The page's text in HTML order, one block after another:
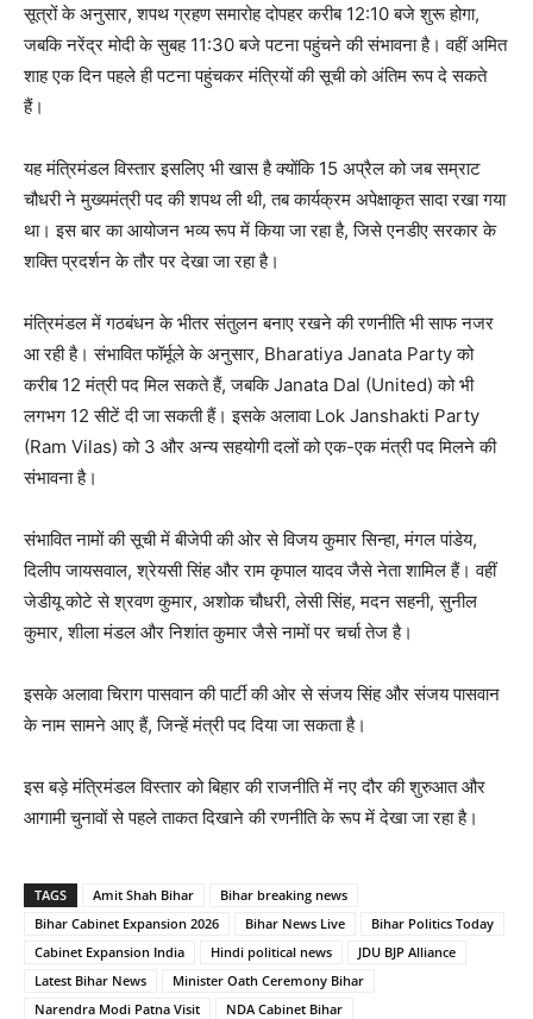
सूत्रों के अनुसार, शपथ ग्रहण समारोह दोपहर करीब 12:10 बजे शुरू होगा,
जबकि नरेंद्र मोदी के सुबह 11:30 बजे पटना पहुंचने की संभावना है। वहीं अमित
शाह एक दिन पहले ही पटना पहुंचकर मंत्रियों की सूची को अंतिम रूप दे सकते
हैं।
यह मंत्रिमंडल विस्तार इसलिए भी खास है क्योंकि 15 अप्रैल को जब सम्राट
चौधरी ने मुख्यमंत्री पद की शपथ ली थी, तब कार्यक्रम अपेक्षाकृत सादा रखा गया
था। इस बार का आयोजन भव्य रूप में किया जा रहा है, जिसे एनडीए सरकार के
शक्ति प्रदर्शन के तौर पर देखा जा रहा है।
मंत्रिमंडल में गठबंधन के भीतर संतुलन बनाए रखने की रणनीति भी साफ नजर
आ रही है। संभावित फॉर्मूले के अनुसार, Bharatiya Janata Party को
करीब 12 मंत्री पद मिल सकते हैं, जबकि Janata Dal (United) को भी
लगभग 12 सीटें दी जा सकती हैं। इसके अलावा Lok Janshakti Party
(Ram Vilas) को 3 और अन्य सहयोगी दलों को एक-एक मंत्री पद मिलने की
संभावना है।
संभावित नामों की सूची में बीजेपी की ओर से विजय कुमार सिन्हा, मंगल पांडेय,
दिलीप जायसवाल, श्रेयसी सिंह और राम कृपाल यादव जैसे नेता शामिल हैं। वहीं
जेडीयू कोटे से श्रवण कुमार, अशोक चौधरी, लेसी सिंह, मदन सहनी, सुनील
कुमार, शीला मंडल और निशांत कुमार जैसे नामों पर चर्चा तेज है।
इसके अलावा चिराग पासवान की पार्टी की ओर से संजय सिंह और संजय पासवान
के नाम सामने आए हैं, जिन्हें मंत्री पद दिया जा सकता है।
इस बड़े मंत्रिमंडल विस्तार को बिहार की राजनीति में नए दौर की शुरुआत और
आगामी चुनावों से पहले ताकत दिखाने की रणनीति के रूप में देखा जा रहा है।
TAGS Amit Shah Bihar
Bihar breaking news
Bihar Cabinet Expansion 2026
Bihar News Live
Bihar Politics Today
Cabinet Expansion India
Hindi political news
JDU BJP Alliance
Latest Bihar News
Minister Oath Ceremony Bihar
Narendra Modi Patna Visit
NDA Cabinet Bihar